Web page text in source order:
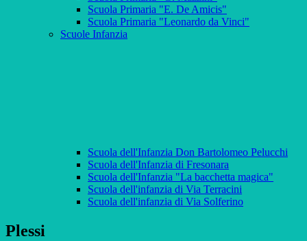
Scuola Primaria "E. De Amicis"
Scuola Primaria "Leonardo da Vinci"
Scuole Infanzia
Scuola dell'Infanzia Don Bartolomeo Pelucchi
Scuola dell'Infanzia di Fresonara
Scuola dell'Infanzia "La bacchetta magica"
Scuola dell'infanzia di Via Terracini
Scuola dell'infanzia di Via Solferino
Plessi